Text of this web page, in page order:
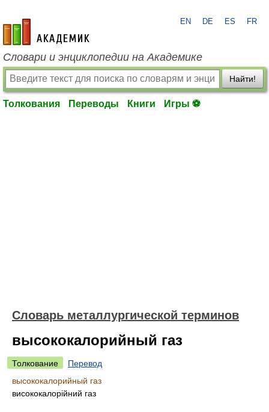
academic.ru
EN DE ES FR
Словари и энциклопедии на Академике
Найти!
Толкования Переводы Книги Игры ⚽
Словарь металлургической терминов
высококалорийный газ
Толкование
Перевод
высококалорийный газ
висококалорійний газ